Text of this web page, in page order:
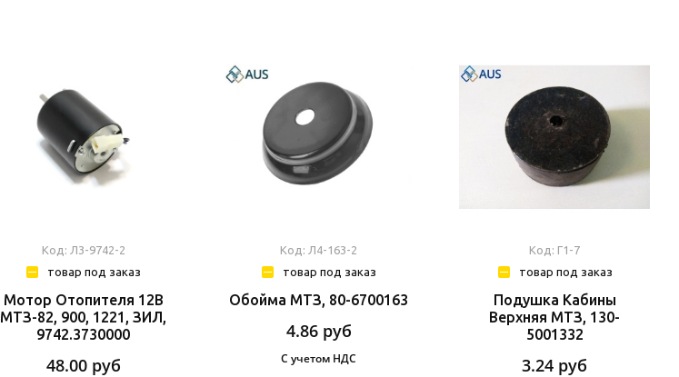
Код: Л3-9742-2
товар под заказ
Мотор Отопителя 12В
МТЗ-82, 900, 1221, ЗИЛ,
9742.3730000
48.00 руб
Код: Л4-163-2
товар под заказ
Обойма МТЗ, 80-6700163
4.86 руб
С учетом НДС
Код: Г1-7
товар под заказ
Подушка Кабины
Верхняя МТЗ, 130-
5001332
3.24 руб